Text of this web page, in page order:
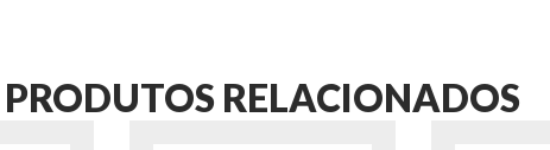
PRODUTOS RELACIONADOS